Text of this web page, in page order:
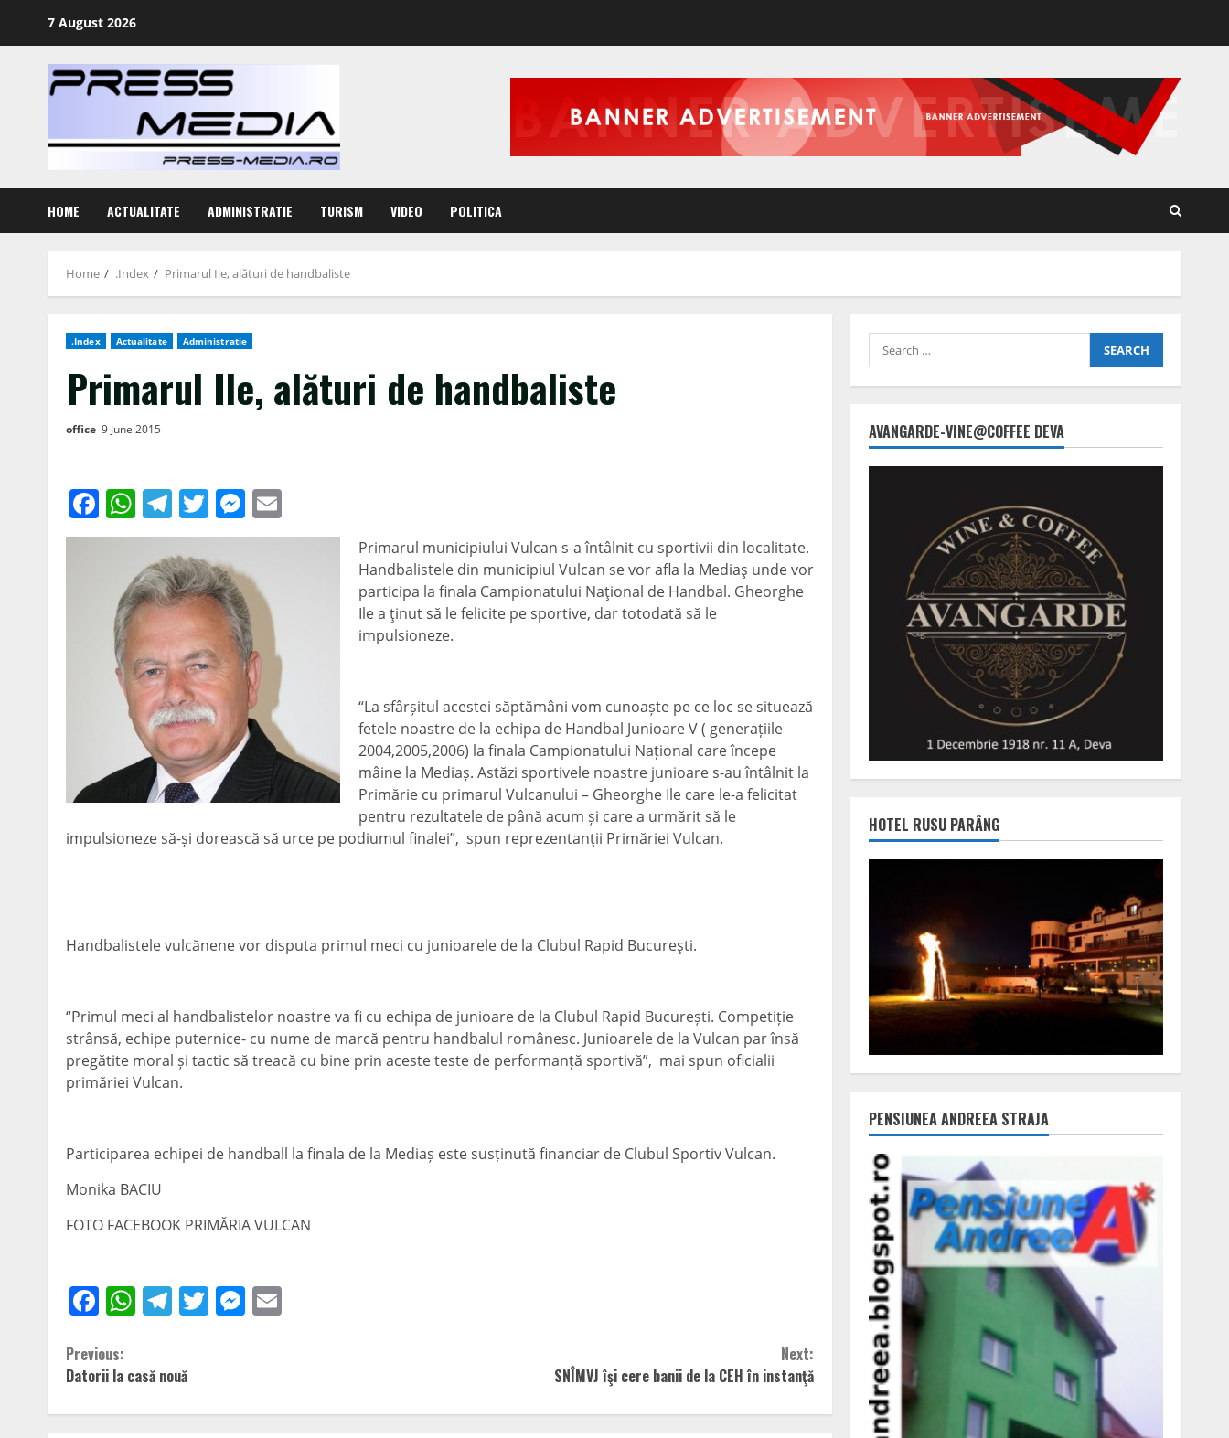
7 August 2026
HOME ACTUALITATE ADMINISTRATIE TURISM VIDEO POLITICA
Home .Index Primarul Ile, alături de handbaliste
.Index Actualitate Administratie
Primarul Ile, alături de handbaliste
office 9 June 2015
Facebook
WhatsApp
Telegram
TwitterMessenger
Primarul municipiului Vulcan s-a întâlnit cu sportivii din localitate.
Handbalistele din municipiul Vulcan se vor afla la Mediaş unde vor
participa la finala Campionatului Naţional de Handbal. Gheorghe
Ile a ţinut să le felicite pe sportive, dar totodată să le
impulsioneze.
“La sfârșitul acestei săptămâni vom cunoaște pe ce loc se situează
fetele noastre de la echipa de Handbal Junioare V ( generațiile
2004,2005,2006) la finala Campionatului Național care începe
mâine la Mediaș. Astăzi sportivele noastre junioare s-au întâlnit la
Primărie cu primarul Vulcanului – Gheorghe Ile care le-a felicitat
pentru rezultatele de până acum și care a urmărit să le
impulsioneze să-și dorească să urce pe podiumul finalei”, spun reprezentanţii Primăriei Vulcan.
Handbalistele vulcănene vor disputa primul meci cu junioarele de la Clubul Rapid Bucureşti.
“Primul meci al handbalistelor noastre va fi cu echipa de junioare de la Clubul Rapid București. Competiție
strânsă, echipe puternice- cu nume de marcă pentru handbalul românesc. Junioarele de la Vulcan par însă
pregătite moral și tactic să treacă cu bine prin aceste teste de performanță sportivă”, mai spun oficialii
primăriei Vulcan.
Participarea echipei de handball la finala de la Mediaș este susținută financiar de Clubul Sportiv Vulcan.
Monika BACIU
FOTO FACEBOOK PRIMĂRIA VULCAN
Facebook
WhatsApp
Telegram
TwitterMessenger
Continue
Reading
Previous:
Datorii la casă nouă
Next:
SNÎMVJ îşi cere banii de la CEH în instanţă
Search
for:
AVANGARDE-VINE@COFFEE DEVA
HOTEL RUSU PARÂNG
PENSIUNEA ANDREEA STRAJA